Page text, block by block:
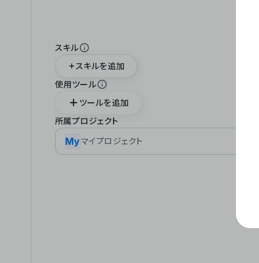
スキル
スキルを追加
使用ツール
ツールを追加
所属プロジェクト
Myマイプロジェクト